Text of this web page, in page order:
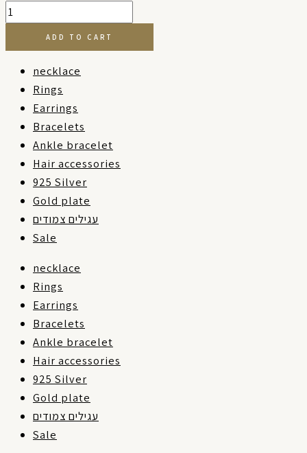
ADD TO CART
necklace
Rings
Earrings
Bracelets
Ankle bracelet
Hair accessories
925 Silver
Gold plate
עגילים צמודים
Sale
necklace
Rings
Earrings
Bracelets
Ankle bracelet
Hair accessories
925 Silver
Gold plate
עגילים צמודים
Sale